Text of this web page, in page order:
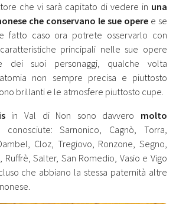
che vi sarà capitato di vedere in una
che conservano le sue opere e se
fatto caso ora potrete osservarlo con
principali nelle sue opere
dei suoi personaggi, qualche volta
non sempre precisa e piuttosto
brillanti e le atmosfere piuttosto cupe.
in Val di Non sono davvero molto
Sarnonico, Cagnò, Torra,
Cloz, Tregiovo, Ronzone, Segno,
Ruffrè, Salter, San Romedio, Vasio e Vigo
che abbiano la stessa paternità altre